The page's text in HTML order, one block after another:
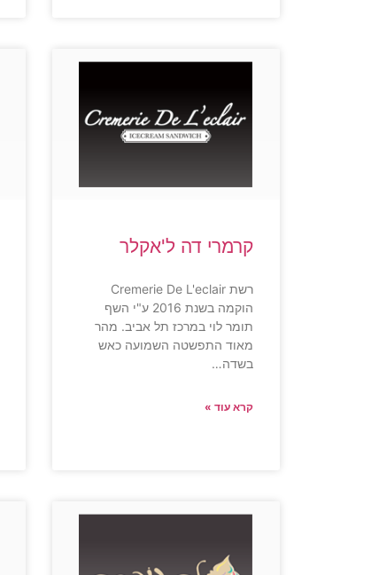
קרמרי דה ל'אקלר
רשת Cremerie De L'eclair
הוקמה בשנת 2016 ע"י השף
תומר לוי במרכז תל אביב. מהר
מאוד התפשטה השמועה כאש
בשדה…
קרא עוד »